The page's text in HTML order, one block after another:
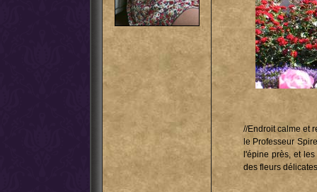
//Endroit calme et
le Professeur
l'épine près, et
des fleurs